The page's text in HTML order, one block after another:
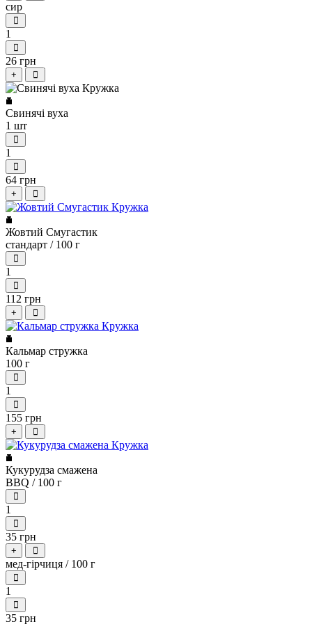
сир
1
26 грн
+
Свинячі вуха
1 шт
1
64 грн
+
Жовтий Смугастик
стандарт / 100 г
1
112 грн
+
Кальмар стружка
100 г
1
155 грн
+
Кукурудза смажена
BBQ / 100 г
1
35 грн
+
мед-гірчиця / 100 г
1
35 грн